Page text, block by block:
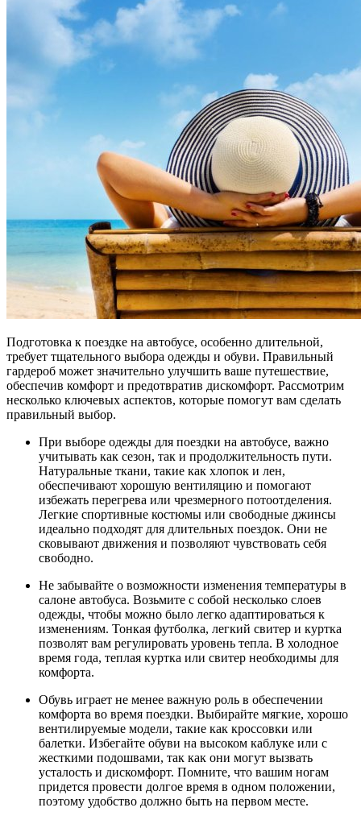
Подготовка к поездке на автобусе, особенно длительной,
требует тщательного выбора одежды и обуви. Правильный
гардероб может значительно улучшить ваше путешествие,
обеспечив комфорт и предотвратив дискомфорт. Рассмотрим
несколько ключевых аспектов, которые помогут вам сделать
правильный выбор.
При выборе одежды для поездки на автобусе, важно
учитывать как сезон, так и продолжительность пути.
Натуральные ткани, такие как хлопок и лен,
обеспечивают хорошую вентиляцию и помогают
избежать перегрева или чрезмерного потоотделения.
Легкие спортивные костюмы или свободные джинсы
идеально подходят для длительных поездок. Они не
сковывают движения и позволяют чувствовать себя
свободно.
Не забывайте о возможности изменения температуры в
салоне автобуса. Возьмите с собой несколько слоев
одежды, чтобы можно было легко адаптироваться к
изменениям. Тонкая футболка, легкий свитер и куртка
позволят вам регулировать уровень тепла. В холодное
время года, теплая куртка или свитер необходимы для
комфорта.
Обувь играет не менее важную роль в обеспечении
комфорта во время поездки. Выбирайте мягкие, хорошо
вентилируемые модели, такие как кроссовки или
балетки. Избегайте обуви на высоком каблуке или с
жесткими подошвами, так как они могут вызвать
усталость и дискомфорт. Помните, что вашим ногам
придется провести долгое время в одном положении,
поэтому удобство должно быть на первом месте.